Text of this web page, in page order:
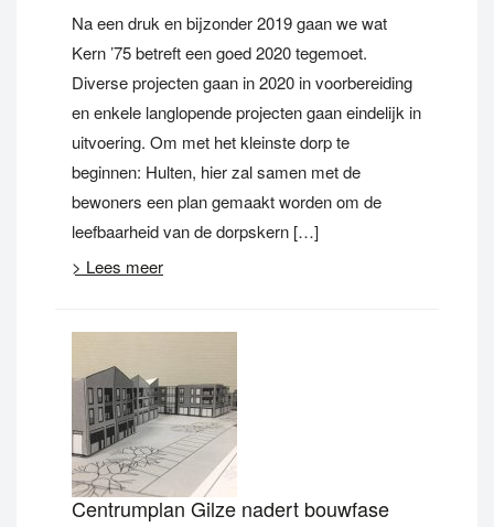
Na een druk en bijzonder 2019 gaan we wat
Kern ’75 betreft een goed 2020 tegemoet.
Diverse projecten gaan in 2020 in voorbereiding
en enkele langlopende projecten gaan eindelijk in
uitvoering. Om met het kleinste dorp te
beginnen: Hulten, hier zal samen met de
bewoners een plan gemaakt worden om de
leefbaarheid van de dorpskern […]
> Lees meer
Centrumplan Gilze nadert bouwfase